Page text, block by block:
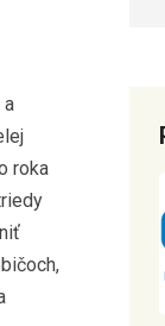
roka